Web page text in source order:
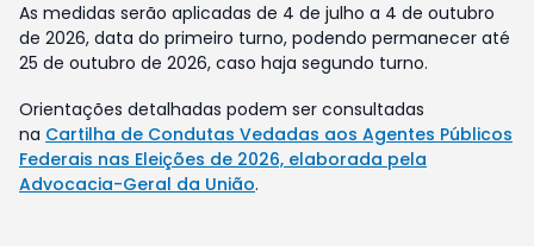
As medidas serão aplicadas de 4 de julho a 4 de outubro
de 2026, data do primeiro turno, podendo permanecer até
25 de outubro de 2026, caso haja segundo turno.
Orientações detalhadas podem ser consultadas
na Cartilha de Condutas Vedadas aos Agentes Públicos
Federais nas Eleições de 2026, elaborada pela
Advocacia-Geral da União.